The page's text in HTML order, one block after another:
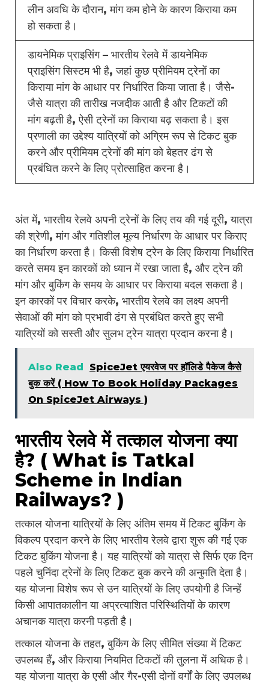
लीन अवधि के दौरान, मांग कम होने के कारण किराया कम
हो सकता है।
डायनेमिक प्राइसिंग – भारतीय रेलवे में डायनेमिक
प्राइसिंग सिस्टम भी है, जहां कुछ प्रीमियम ट्रेनों का
किराया मांग के आधार पर निर्धारित किया जाता है। जैसे-
जैसे यात्रा की तारीख नजदीक आती है और टिकटों की
मांग बढ़ती है, ऐसी ट्रेनों का किराया बढ़ सकता है। इस
प्रणाली का उद्देश्य यात्रियों को अग्रिम रूप से टिकट बुक
करने और प्रीमियम ट्रेनों की मांग को बेहतर ढंग से
प्रबंधित करने के लिए प्रोत्साहित करना है।
अंत में, भारतीय रेलवे अपनी ट्रेनों के लिए तय की गई दूरी, यात्रा
की श्रेणी, मांग और गतिशील मूल्य निर्धारण के आधार पर किराए
का निर्धारण करता है। किसी विशेष ट्रेन के लिए किराया निर्धारित
करते समय इन कारकों को ध्यान में रखा जाता है, और ट्रेन की
मांग और बुकिंग के समय के आधार पर किराया बदल सकता है।
इन कारकों पर विचार करके, भारतीय रेलवे का लक्ष्य अपनी
सेवाओं की मांग को प्रभावी ढंग से प्रबंधित करते हुए सभी
यात्रियों को सस्ती और सुलभ ट्रेन यात्रा प्रदान करना है।
Also Read
SpiceJet एयरवेज पर हॉलिडे पैकेज कैसे
बुक करें ( How To Book Holiday Packages
On SpiceJet Airways )
भारतीय रेलवे में तत्काल योजना क्या
है? ( What is Tatkal
Scheme in Indian
Railways? )
तत्काल योजना यात्रियों के लिए अंतिम समय में टिकट बुकिंग के
विकल्प प्रदान करने के लिए भारतीय रेलवे द्वारा शुरू की गई एक
टिकट बुकिंग योजना है। यह यात्रियों को यात्रा से सिर्फ एक दिन
पहले चुनिंदा ट्रेनों के लिए टिकट बुक करने की अनुमति देता है।
यह योजना विशेष रूप से उन यात्रियों के लिए उपयोगी है जिन्हें
किसी आपातकालीन या अप्रत्याशित परिस्थितियों के कारण
अचानक यात्रा करनी पड़ती है।
तत्काल योजना के तहत, बुकिंग के लिए सीमित संख्या में टिकट
उपलब्ध हैं, और किराया नियमित टिकटों की तुलना में अधिक है।
यह योजना यात्रा के एसी और गैर-एसी दोनों वर्गों के लिए उपलब्ध